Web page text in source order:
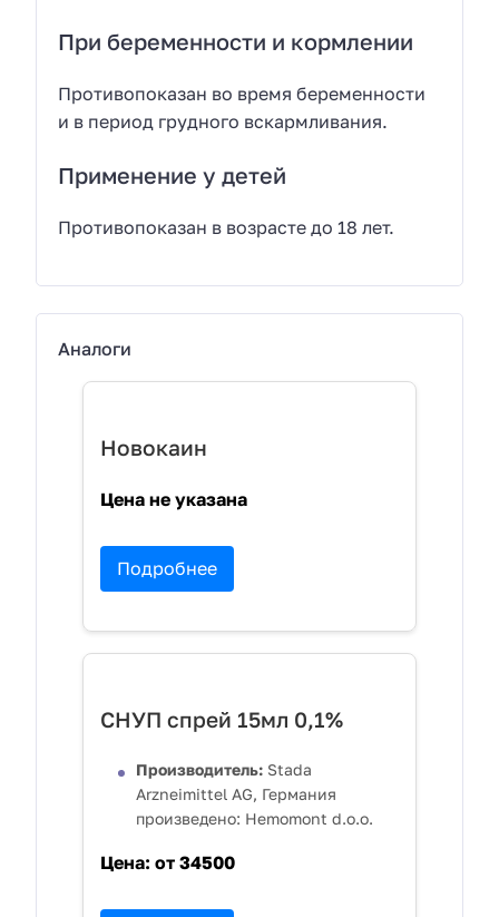
При беременности и кормлении
Противопоказан во время беременности
и в период грудного вскармливания.
Применение у детей
Противопоказан в возрасте до 18 лет.
Аналоги
Новокаин
Цена не указана
Подробнее
СНУП спрей 15мл 0,1%
Производитель: Stada
Arzneimittel AG, Германия
произведено: Hemomont d.o.o.
Цена: от 34500